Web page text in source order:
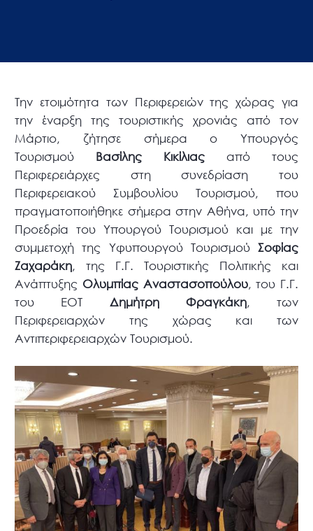
Την ετοιμότητα των Περιφερειών της χώρας για
την έναρξη της τουριστικής χρονιάς από τον
Μάρτιο, ζήτησε σήμερα ο Υπουργός
Τουρισμού
Βασίλης Κικίλιας
από τους
Περιφερειάρχες στη συνεδρίαση του
Περιφερειακού Συμβουλίου Τουρισμού, που
πραγματοποιήθηκε σήμερα στην Αθήνα, υπό την
Προεδρία του Υπουργού Τουρισμού και με την
συμμετοχή της Υφυπουργού Τουρισμού Σοφίας
Ζαχαράκη, της Γ.Γ. Τουριστικής Πολιτικής και
Ανάπτυξης Ολυμπίας Αναστασοπούλου, του Γ.Γ.
του ΕΟΤ
Δημήτρη Φραγκάκη, των
Περιφερειαρχών της χώρας και των
Αντιπεριφερειαρχών Τουρισμού.